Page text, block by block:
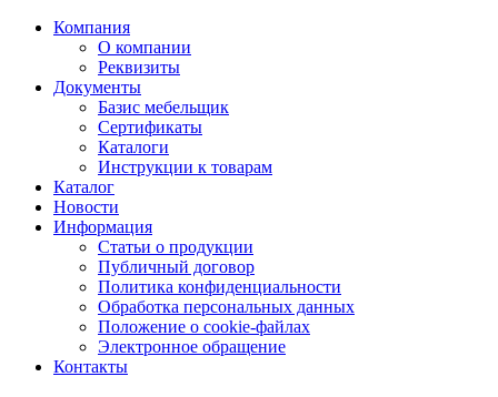
Компания
О компании
Реквизиты
Документы
Базис мебельщик
Сертификаты
Каталоги
Инструкции к товарам
Каталог
Новости
Информация
Статьи о продукции
Публичный договор
Политика конфиденциальности
Обработка персональных данных
Положение о cookie-файлах
Электронное обращение
Контакты